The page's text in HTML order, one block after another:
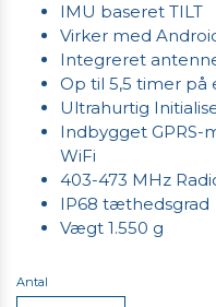
IMU baseret TILT
Virker med
Integreret
Op til 5,5 timer på
Ultrahurtig
Indbygget GPRS-
WiFi
403-473 MHz
IP68 tæthedsgrad
Vægt 1.550 g
Antal